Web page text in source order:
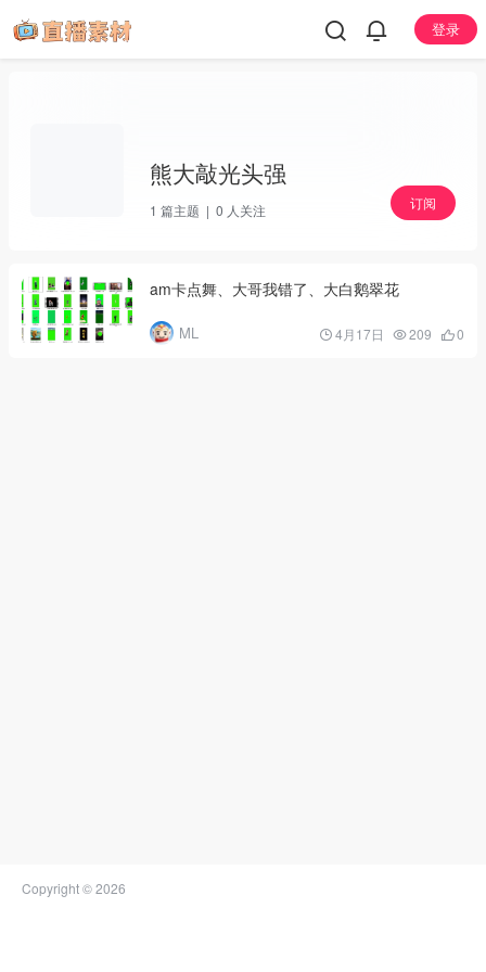
登录
熊大敲光头强
1 篇主题 | 0 人关注 订阅
am卡点舞、大哥我错了、大白鹅翠花
ML 4月17日 209 0
Copyright © 2026